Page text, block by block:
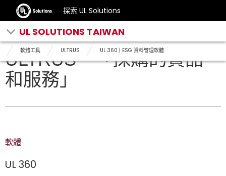
探索 UL Solutions
UL SOLUTIONS TAIWAN
軟體工具 ULTRUS UL 360 | ESG 資料管理軟體
ULTRUS™「採購的貨品
和服務」
軟體
UL 360